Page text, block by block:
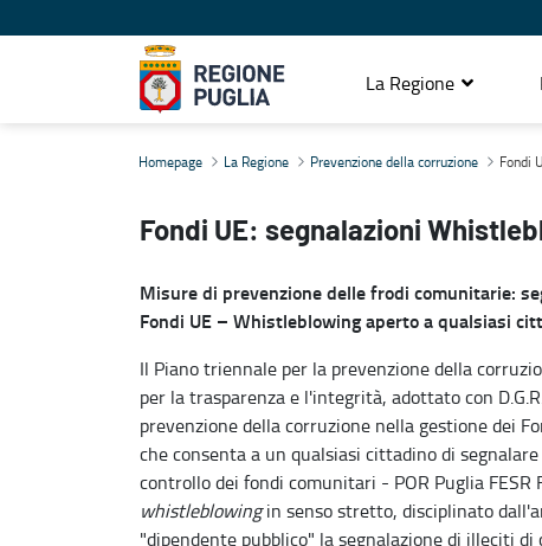
La Regione
Homepage La Regione Prevenzione della corruzione Fondi
Fondi UE: segnalazioni
Misure di prevenzione delle frodi comunitarie:
Fondi UE – Whistleblowing aperto a qualsiasi
Il Piano triennale per la prevenzione della
per la trasparenza e l'integrità, adottato con
prevenzione della corruzione nella gestione dei
che consenta a un qualsiasi cittadino di
controllo dei fondi comunitari - POR Puglia
whistleblowingin senso stretto, disciplinato
"dipendente pubblico" la segnalazione di illeciti